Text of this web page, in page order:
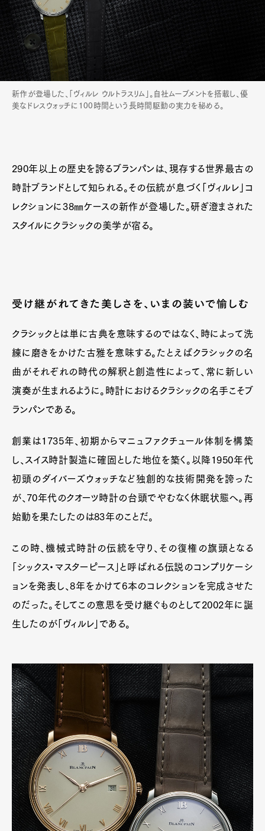
新作が登場した、「ヴィルレ ウルトラスリム」。自社ムーブメントを搭載し、優
美なドレスウォッチに100時間という長時間駆動の実力を秘める。
290年以上の歴史を誇るブランパンは、現存する世界最古の
時計ブランドとして知られる。その伝統が息づく「ヴィルレ」コ
レクションに38㎜ケースの新作が登場した。研ぎ澄まされた
スタイルにクラシックの美学が宿る。
受け継がれてきた美しさを、いまの装いで愉しむ
クラシックとは単に古典を意味するのではなく、時によって洗
練に磨きをかけた古雅を意味する。たとえばクラシックの名
曲がそれぞれの時代の解釈と創造性によって、常に新しい
演奏が生まれるように。時計におけるクラシックの名手こそブ
ランパンである。
創業は1735年、初期からマニュファクチュール体制を構築
し、スイス時計製造に確固とした地位を築く。以降1950年代
初頭のダイバーズウォッチなど独創的な技術開発を誇った
が、70年代のクオーツ時計の台頭でやむなく休眠状態へ。再
始動を果たしたのは83年のことだ。
この時、機械式時計の伝統を守り、その復権の旗頭となる
「シックス・マスターピース」と呼ばれる伝説のコンプリケーシ
ョンを発表し、8年をかけて6本のコレクションを完成させた
のだった。そしてこの意思を受け継ぐものとして2002年に誕
生したのが「ヴィルレ」である。